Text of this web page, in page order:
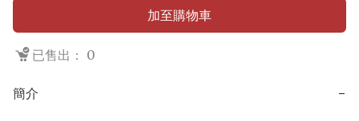
加至購物車
已售出： 0
簡介 −